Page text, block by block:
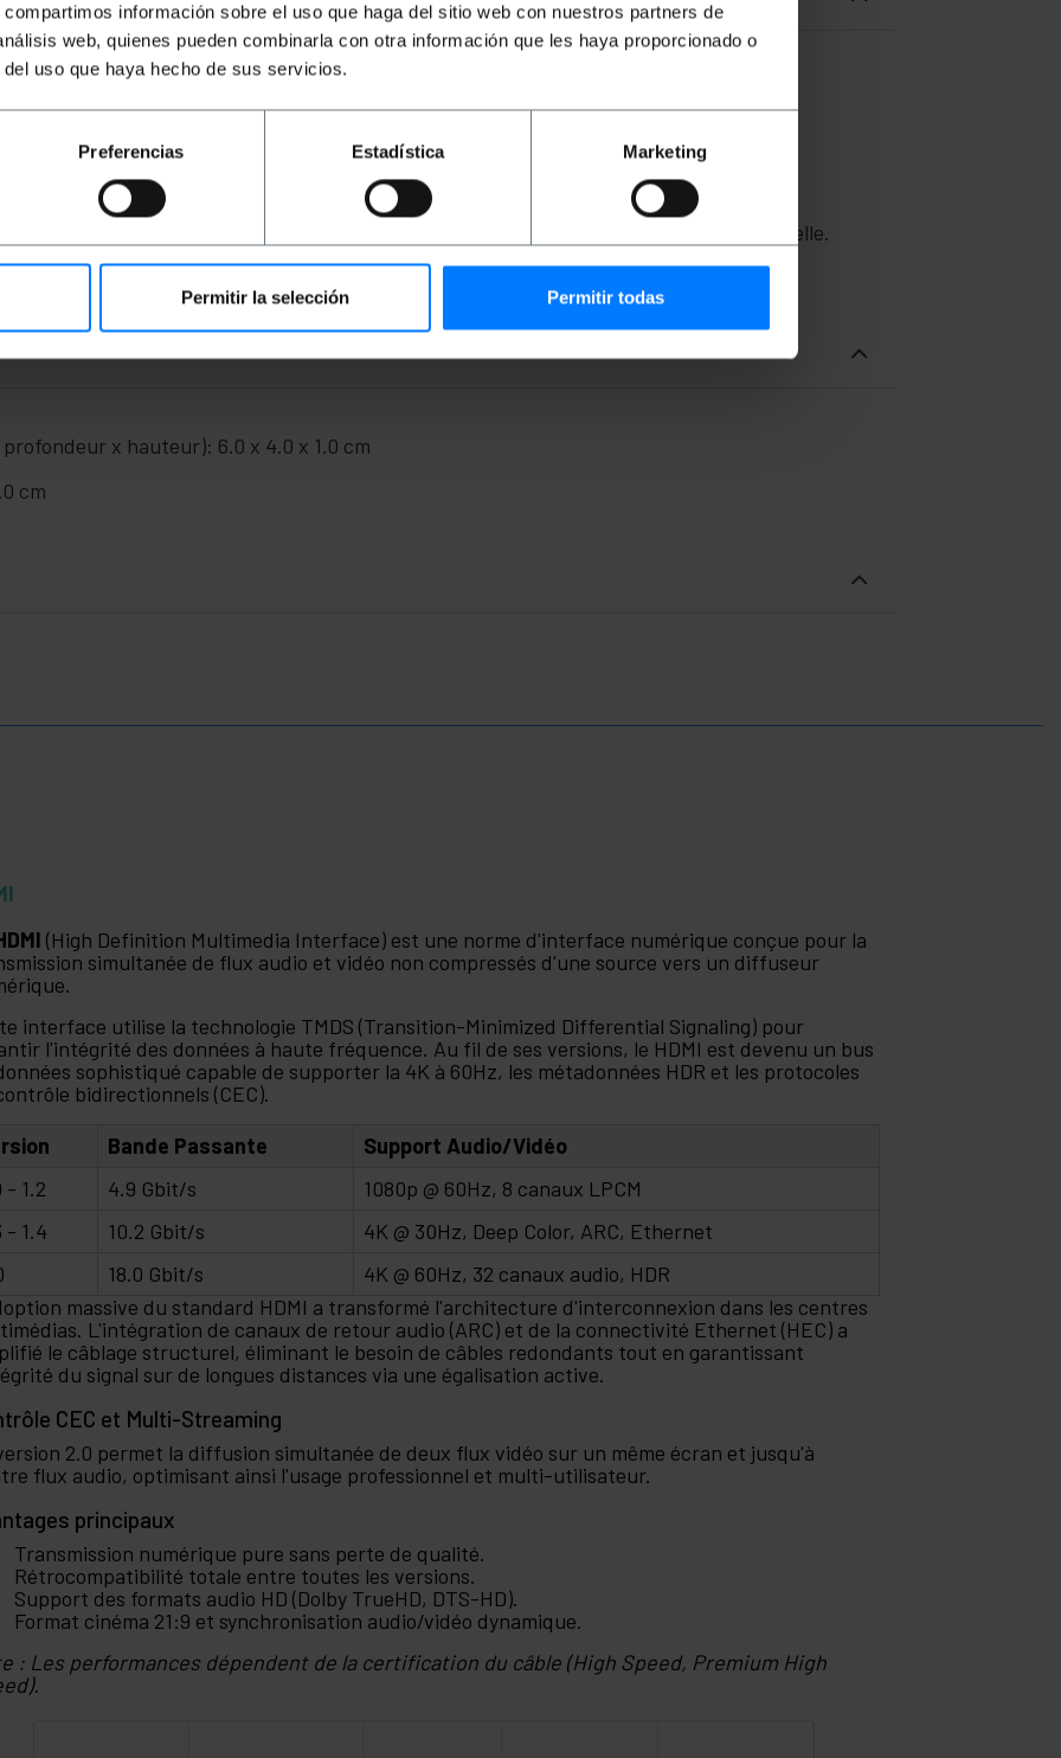
información sobre el uso que haga del sitio web con nuestros partners de
web, quienes pueden combinarla con otra información que les haya proporcionado o
uso que haya hecho de sus servicios.
Preferencias Estadística Marketing
Permitir la selección Permitir todas
ultra-plat pour les intégrateurs de systèmes. Idéal pour interconnecter des circuits
etc.
de systèmes.
imprimés, des caméras OEM, des drones, etc.
HDMI mâle. À l’autre extrémité, il possède un connecteur HDMI de type A-femelle.
x hauteur): 6.0 x 4.0 x 1.0 cm
cm
(High Definition Multimedia Interface) est une norme d'interface numérique conçue pour la
simultanée de flux audio et vidéo non compressés d'une source vers un diffuseur
interface utilise la technologie TMDS (Transition-Minimized Differential Signaling) pour
l'intégrité des données à haute fréquence. Au fil de ses versions, le HDMI est devenu un bus
sophistiqué capable de supporter la 4K à 60Hz, les métadonnées HDR et les protocoles
bidirectionnels (CEC).
Bande Passante
Support Audio/Vidéo
- 1.2
4.9 Gbit/s
1080p @ 60Hz, 8 canaux LPCM
- 1.4
10.2 Gbit/s
4K @ 30Hz, Deep Color, ARC, Ethernet
18.0 Gbit/s
4K @ 60Hz, 32 canaux audio, HDR
massive du standard HDMI a transformé l'architecture d'interconnexion dans les centres
L'intégration de canaux de retour audio (ARC) et de la connectivité Ethernet (HEC) a
le câblage structurel, éliminant le besoin de câbles redondants tout en garantissant
du signal sur de longues distances via une égalisation active.
CEC et Multi-Streaming
2.0 permet la diffusion simultanée de deux flux vidéo sur un même écran et jusqu'à
flux audio, optimisant ainsi l'usage professionnel et multi-utilisateur.
principaux
Transmission numérique pure sans perte de qualité.
Rétrocompatibilité totale entre toutes les versions.
Support des formats audio HD (Dolby TrueHD, DTS-HD).
Format cinéma 21:9 et synchronisation audio/vidéo dynamique.
: Les performances dépendent de la certification du câble (High Speed, Premium High